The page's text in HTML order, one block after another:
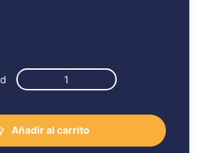
Añadir al carrito